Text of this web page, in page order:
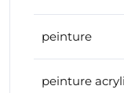
peinture
peinture